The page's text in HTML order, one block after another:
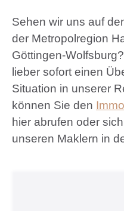
Sehen wir uns auf
der Metropolregion
Göttingen-
lieber sofort einen
Situation in unserer
können Sie den
hier abrufen oder
unseren Maklern in